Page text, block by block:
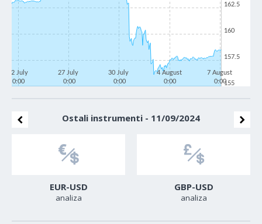
22 July
0:00
27 July
0:00
30 July
0:00
4 August
0:00
7 August
0:00155
157.5
160
162.5
Ostali instrumenti - 11/09/2024
EUR-USD
analiza
GBP-USD
analiza